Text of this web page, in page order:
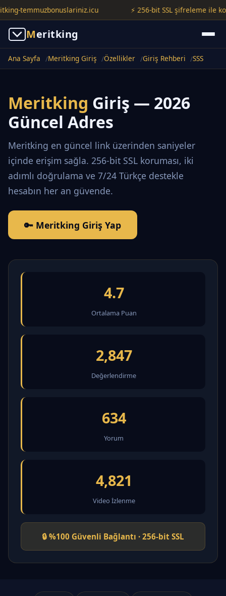
⚡ 256-bit SSL şifreleme ile
Meritking
Ana Sayfa Meritking Giriş Özellikler Giriş Rehberi SSS
Meritking Giriş — 2026
Güncel Adres
Meritking en güncel link üzerinden saniyeler
içinde erişim sağla. 256-bit SSL koruması, iki
adımlı doğrulama ve 7/24 Türkçe destekle
hesabın her an güvende.
🔑 Meritking Giriş Yap
4.7
Ortalama Puan
2,847
Değerlendirme
634
Yorum
4,821
Video İzlenme
🔒 %100 Güvenli Bağlantı · 256-bit SSL